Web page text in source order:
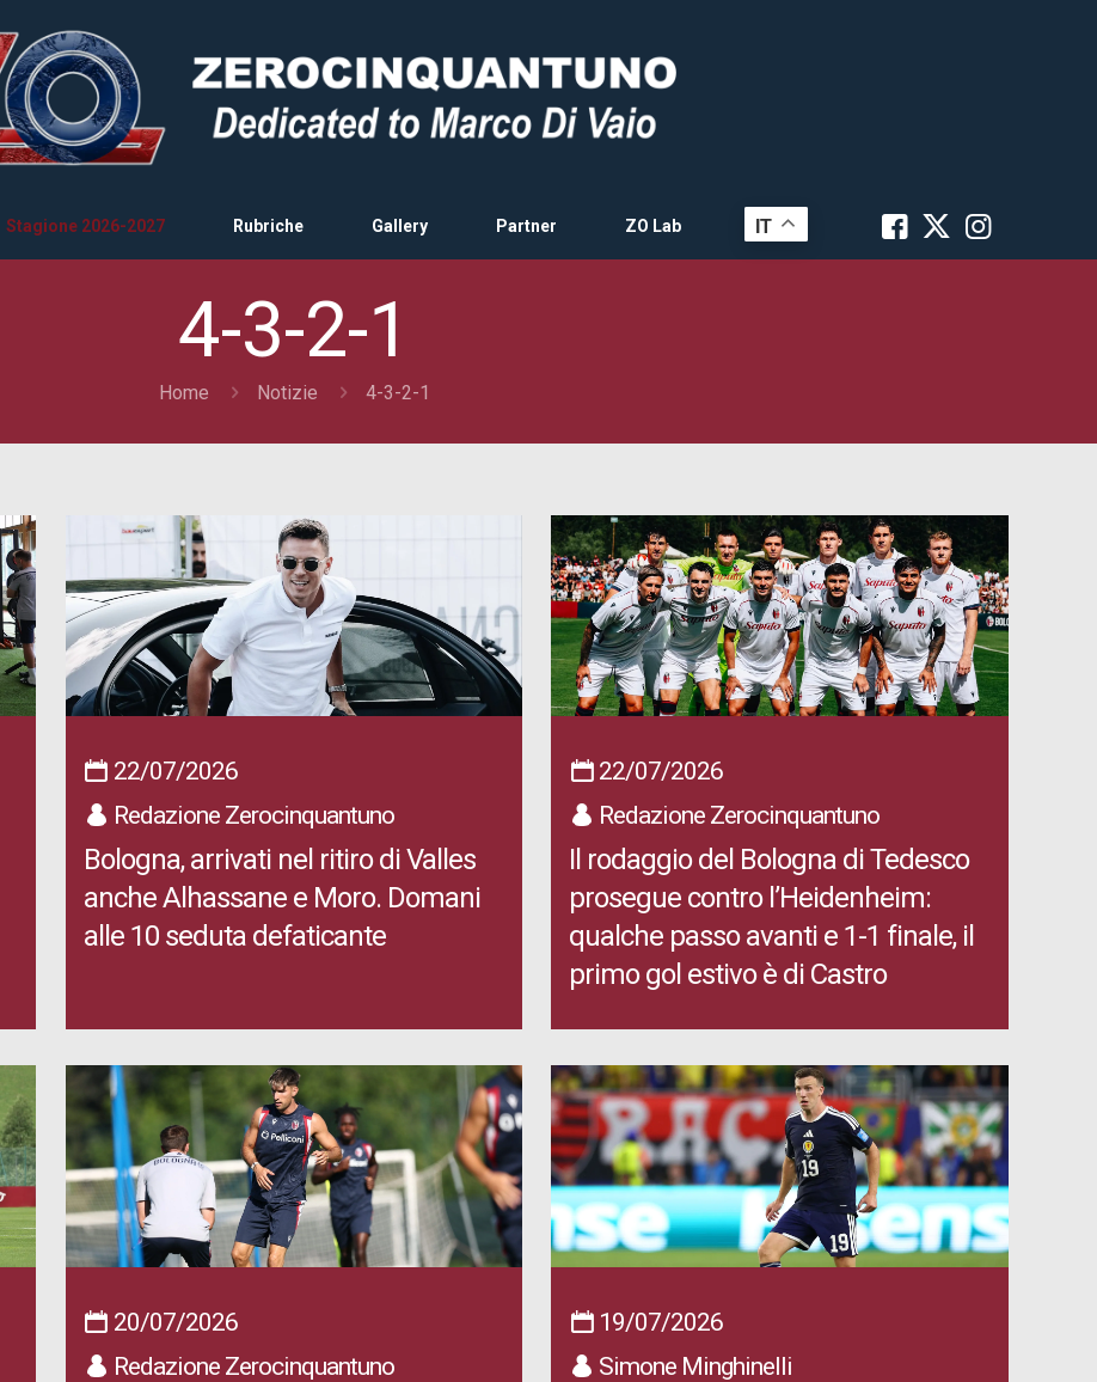
Stagione 2026-2027 Rubriche Gallery Partner ZO Lab IT
4-3-2-1
Home Notizie 4-3-2-1
22/07/2026
Redazione Zerocinquantuno
Bologna, arrivati nel ritiro di Valles
anche Alhassane e Moro. Domani
alle 10 seduta defaticante
22/07/2026
Redazione Zerocinquantuno
Il rodaggio del Bologna di Tedesco
prosegue contro l’Heidenheim:
qualche passo avanti e 1-1 finale, il
primo gol estivo è di Castro
20/07/2026
Redazione Zerocinquantuno
19/07/2026
Simone Minghinelli